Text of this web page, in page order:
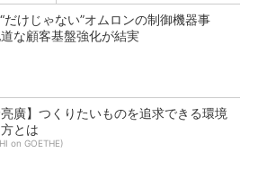
だけじゃない”オムロンの制御機器事
な顧客基盤強化が結実
亮廣】つくりたいものを追求できる環境
とは
on GOETHE)